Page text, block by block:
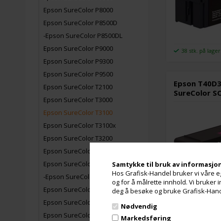
Samtykke til bruk av
Hos Grafisk-Handel bruker vi våre
og for å målrette innhold. Vi
deg å besøke og bruke Grafisk-
Nødvendig
Markedsføring
Epson SureColor P8000
Epson SureColor P8500D
-Epson SureColor P8500DL
Epson SureColor P9000
Epson SureColor P9300
Epson SureColor P9500
Epson SureColor T2100
Epson SureColor T3000
Epson SureColor T3100
Epson SureColor T3100x
Epson SureColor T3200
Epson SureColor T3400
Epson SureColor T3405
-Epson SureColor T3700D
Epson SureColor T5000
Epson SureColor T5100
Epson SureColor T5200
38 stk. på lager
Epson
SureColor